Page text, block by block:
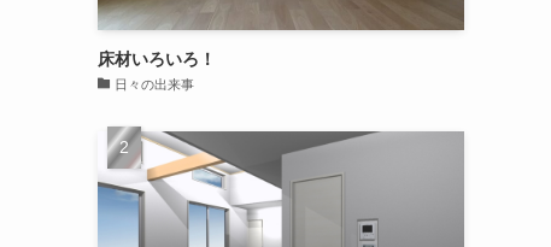
床材いろいろ！
日々の出来事